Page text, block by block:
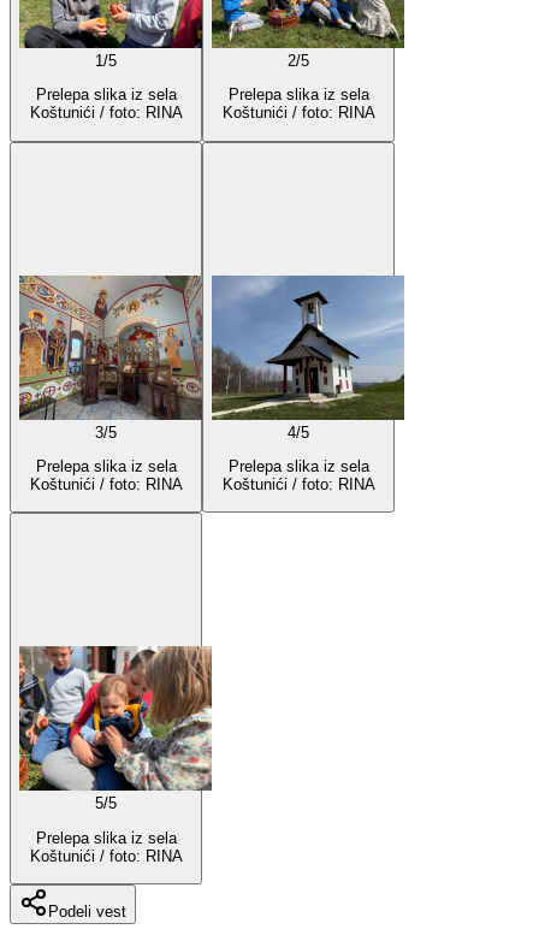
1 /5
Prelepa slika iz sela
Koštunići / foto: RINA
2/5
Prelepa slika iz sela
Koštunići / foto: RINA
3/5
Prelepa slika iz sela
Koštunići / foto: RINA
4/5
Prelepa slika iz sela
Koštunići / foto: RINA
5/5
Prelepa slika iz sela
Koštunići / foto: RINA
Podeli vest